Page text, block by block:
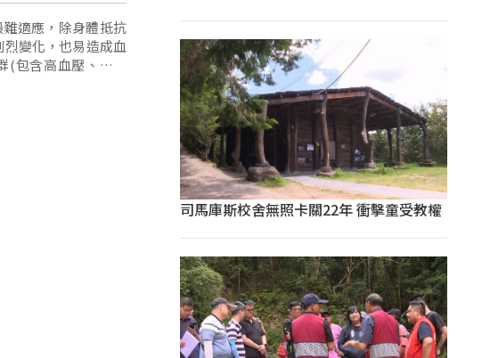
適應，除身體抵抗
變化，也易造成血
包含高血壓、高血
死亡案件增加。
司馬庫斯校舍無照卡關22年 衝擊童受教權